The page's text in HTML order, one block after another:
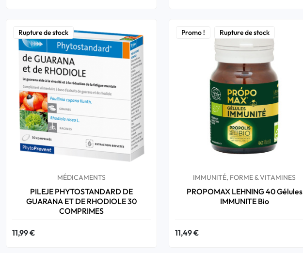
Rupture de stock
MÉDICAMENTS
PILEJE PHYTOSTANDARD DE
GUARANA ET DE RHODIOLE 30
COMPRIMES
11,99 €
Promo ! Rupture de stock
IMMUNITÉ, FORME & VITAMINES
PROPOMAX LEHNING 40 Gélules
IMMUNITE Bio
11,49 €